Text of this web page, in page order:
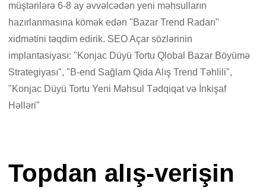
müştərilərə 6-8 ay əvvəlcədən yeni məhsulların
hazırlanmasına kömək edən "Bazar Trend Radarı"
xidmətini təqdim edirik. SEO Açar sözlərinin
implantasiyası: "Konjac Düyü Tortu Qlobal Bazar Böyümə
Strategiyası", "B-end Sağlam Qida Alış Trend Təhlili",
"Konjac Düyü Tortu Yeni Məhsul Tədqiqat və İnkişaf
Həlləri"
Topdan alış-verişin